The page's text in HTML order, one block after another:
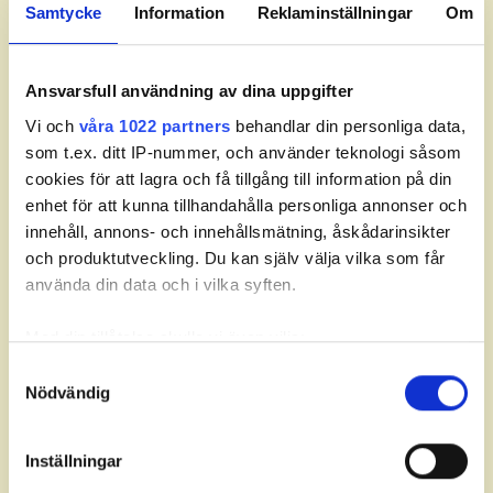
Samtycke Information Reklaminställningar Om
Ansvarsfull användning av dina uppgifter
Vi och våra 1022 partners behandlar din personliga data,
som t.ex. ditt IP-nummer, och använder teknologi såsom
cookies för att lagra och få tillgång till information på din
enhet för att kunna tillhandahålla personliga annonser och
innehåll, annons- och innehållsmätning, åskådarinsikter
och produktutveckling. Du kan själv välja vilka som får
använda din data och i vilka syften.
Med din tillåtelse skulle vi även vilja:
kan ha en noggrannhet på upp till flera meter
Ta reda på mer om hur dina personliga uppgifter
Nödvändig
Inställningar
54 HELJE, Noel
57 BJÖRK, Zakk
60 FLORIN, Emil
62 CARLSSON, Gustav
ADAMSSON, Nils
65 MATTSSON, Felix
66
1